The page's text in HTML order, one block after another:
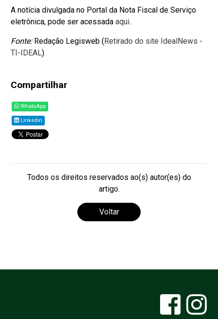
A notícia divulgada no Portal da Nota Fiscal de Serviço
eletrônica, pode ser acessadaaqui.
Fonte:Redação Legisweb (Retirado do site IdealNews -
TI-IDEAL)
Compartilhar
WhatsApp
Linkedin
Todos os direitos reservados ao(s) autor(es) do
artigo.
Voltar